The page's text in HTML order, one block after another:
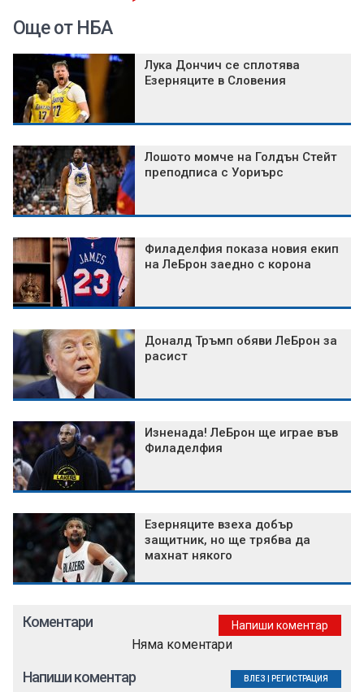
Още от НБА
Лука Дончич се сплотява
Езерняците в Словения
Лошото момче на Голдън Стейт
преподписа с Уориърс
Филаделфия показа новия екип
на ЛеБрон заедно с корона
Доналд Тръмп обяви ЛеБрон за
расист
Изненада! ЛеБрон ще играе във
Филаделфия
Езерняците взеха добър
защитник, но ще трябва да
махнат някого
Коментари Напиши коментар
Няма коментари
Напиши коментар ВЛЕЗ РЕГИСТРАЦИЯ